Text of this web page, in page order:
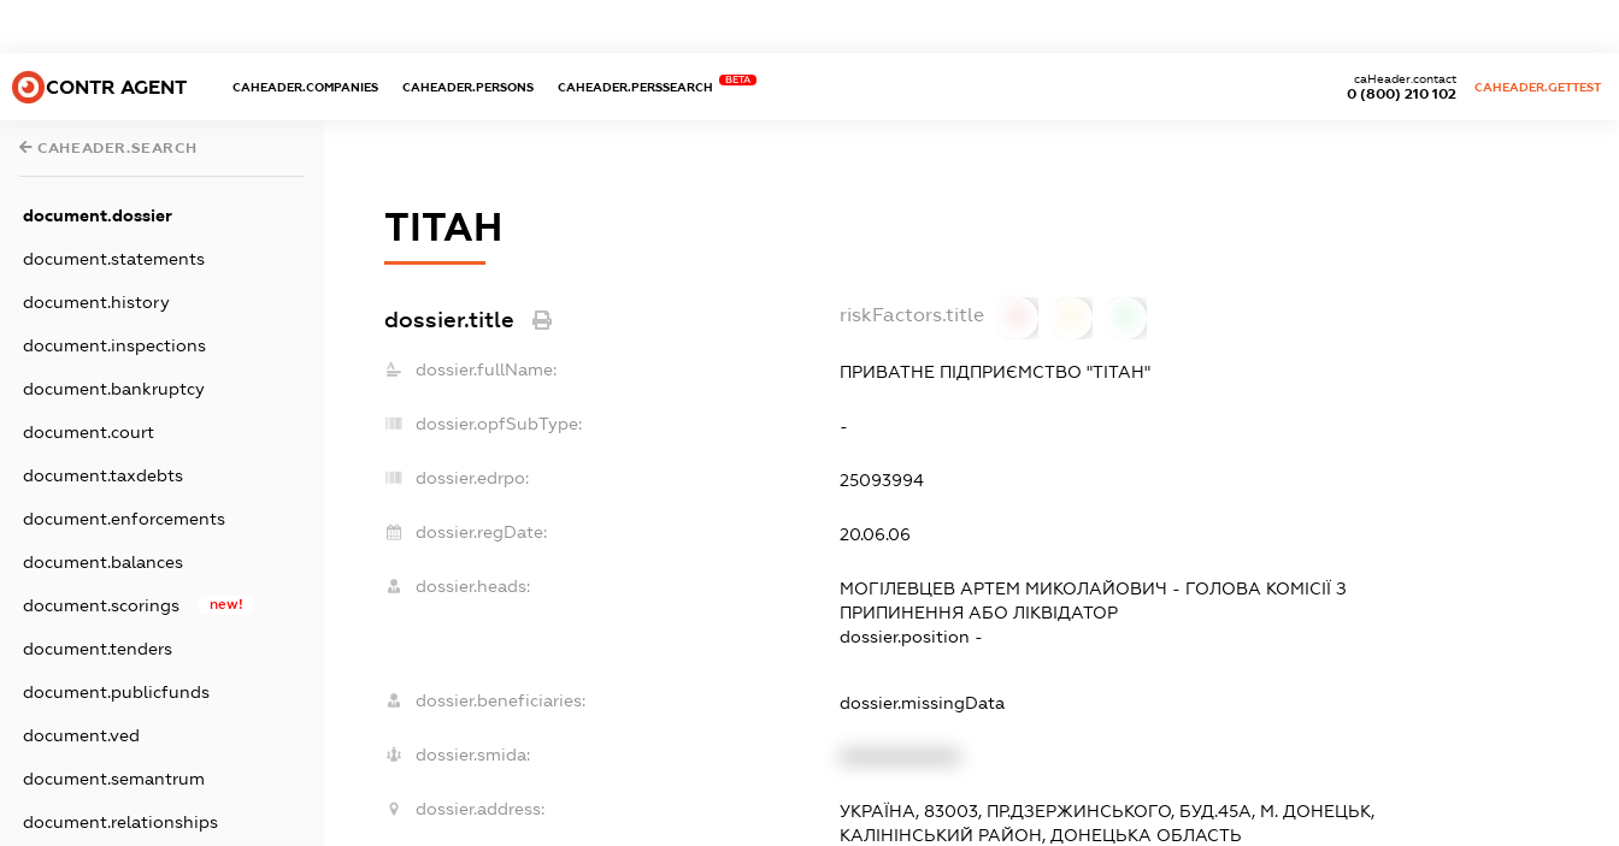
CONTR AGENT CAHEADER.COMPANIES CAHEADER.PERSONS CAHEADER.PERSSEARCH
BETA
0 (800) 210 102
caHeader.contact
CAHEADER.GETTEST
CAHEADER.SEARCH
document.dossier
document.statements
document.history
document.inspections
document.bankruptcy
document.court
document.taxdebts
document.enforcements
document.balances
document.scorings new!
document.tenders
document.publicfunds
document.ved
document.semantrum
document.relationships
ТІТАН
dossier.title riskFactors.title
dossier.fullName: ПРИВАТНЕ ПІДПРИЄМСТВО "ТІТАН"
dossier.opfSubType: -
dossier.edrpo: 25093994
dossier.regDate: 20.06.06
dossier.heads: МОГІЛЕВЦЕВ АРТЕМ МИКОЛАЙОВИЧ - ГОЛОВА КОМІСІЇ З
ПРИПИНЕННЯ АБО ЛІКВІДАТОР
dossier.position -
dossier.beneficiaries: dossier.missingData
dossier.smida:
dossier.address:
УКРАЇНА, 83003, ПР.ДЗЕРЖИНСЬКОГО, БУД.45А, М. ДОНЕЦЬК,
КАЛІНІНСЬКИЙ РАЙОН, ДОНЕЦЬКА ОБЛАСТЬ